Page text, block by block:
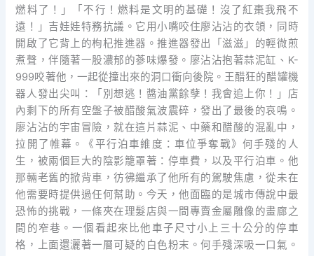
燃料了！」「不行！燃料是文明的基礎！沒了紅棗我飛不
遠！」吉娃娃特務抗議。它用小嘴咬住廖沾沾的衣領，同時
開啟了它背上的枸杞推進器。推進器發出「滋滋」的輕微煎
煮聲，伴隨著一股濃郁的蔘味爆發。廖沾沾抱著蒜泥缸、K-
999咬著他，一起從撞出來的洞口衝向後院。王醋狂的醋罐機
器人發出尖叫：「別想逃！醬油黨餘孽！我會追上你！」店
內剩下的所有空盤子被醋酸氣波震碎，發出了最後的哀鳴。
廖沾沾的宇宙冒險，就在這片蒜泥、中藥和醋酸的混亂中，
拉開了帷幕。《平行泊車維度：車位爭奪戰》何手殘的人
生，被兩個巨大的陰影籠罩著：停車費，以及平行泊車。他
那輛老舊的掀背車，彷彿繼承了他所有的駕駛焦慮，從未在
他需要時提供過任何幫助。今天，他面臨的是城市傳說中最
恐怖的挑戰，一條夾在理髮店與一間專賣金屬雕像的畫廊之
間的窄巷。一個看起來比他車子尺寸小上三十公分的停車
格，上面還灑著一層可疑的白色粉末。何手殘深吸一口氣。